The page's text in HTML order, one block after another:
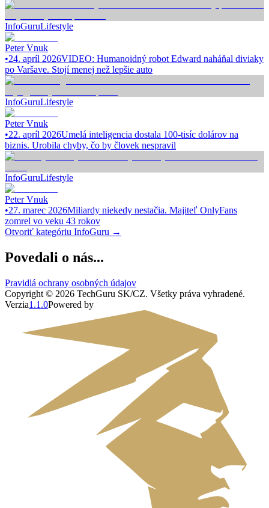
InfoGuruLifestyle
Peter Vnuk
•24. apríl 2026VIDEO: Humanoidný robot Edward naháňal diviaky
po Varšave. Stojí menej než lepšie auto
InfoGuruLifestyle
Peter Vnuk
•22. apríl 2026Umelá inteligencia dostala 100-tisíc dolárov na
biznis. Urobila chyby, čo by človek nespravil
InfoGuruLifestyle
Peter Vnuk
•27. marec 2026Miliardy niekedy nestačia. Majiteľ OnlyFans
zomrel vo veku 43 rokov
Otvoriť kategóriu InfoGuru →
Povedali o nás...
Pravidlá ochrany osobných údajov
Copyright © 2026 TechGuru SK/CZ. Všetky práva vyhradené.
Verzia1.1.0Powered by